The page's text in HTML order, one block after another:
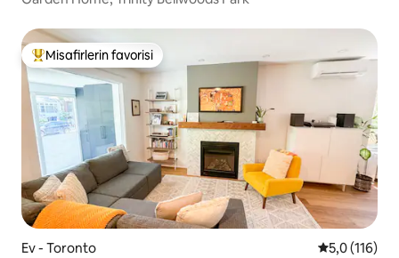
Misafirlerin favorilerinden en beğenilenler arasında
Misafirlerin favorisi
Ev - Toronto 5 üzerinden
5,0 (116)